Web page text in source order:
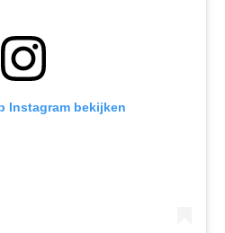
Instagram bekijken